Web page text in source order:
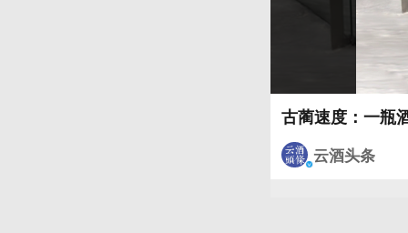
古蔺速度：一瓶
云酒头条